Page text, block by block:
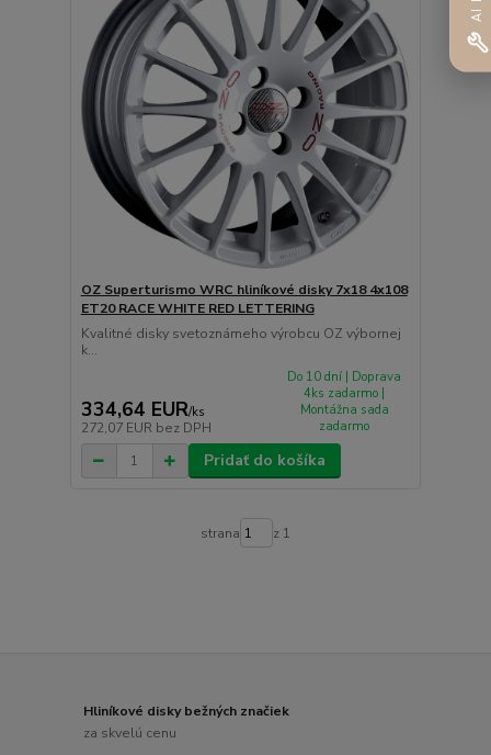
OZ Superturismo WRC hliníkové disky 7x18 4x108
ET20 RACE WHITE RED LETTERING
Kvalitné disky svetoznámeho výrobcu OZ výbornej
k...
334,64 EUR/ks
272,07 EUR bez DPH
Do 10 dní | Doprava
4ks zadarmo |
Montážna sada
zadarmo
Pridať do košíka
strana z 1
Hliníkové disky bežných značiek
za skvelú cenu